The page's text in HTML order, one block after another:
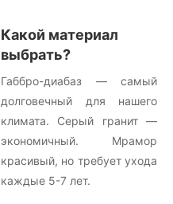
Какой материал
выбрать?
Габбро-диабаз — самый
долговечный для нашего
климата. Серый гранит —
экономичный. Мрамор
красивый, но требует ухода
каждые 5-7 лет.